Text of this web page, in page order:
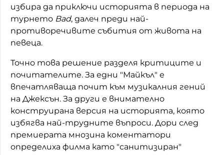
избира да приключи историята в периода на
турнето Bad, далеч преди най-
противоречивите събития от живота на
певеца.
Точно това решение разделя критиците и
почитателите. За едни "Майкъл" е
впечатляваща почит към музикалния гений
на Джексън. За други е внимателно
конструирана версия на историята, която
избягва най-трудните въпроси. Дори след
премиерата мнозина коментатори
определиха филма като "санитизиран"